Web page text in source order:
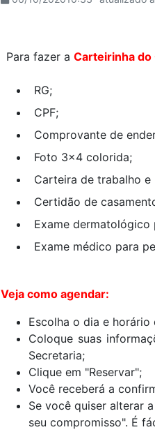
Para fazer a Carteirinha do
RG;
CPF;
Comprovante de
Foto 3x4 colorida;
Carteira de trabalho
Certidão de
Exame dermatológico
Exame médico para
Veja como agendar:
Escolha o dia e horário
Coloque suas
Secretaria;
Clique em "Reservar";
Você receberá a
Se você quiser alterar
seu compromisso". É